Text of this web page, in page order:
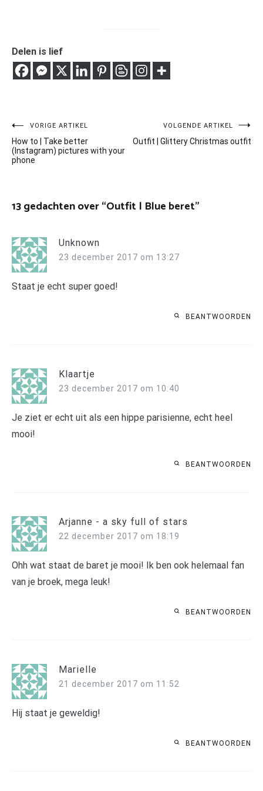
Delen is lief
Bericht
navigatie
VORIGE ARTIKEL
How to | Take better
(Instagram) pictures with your
phone
VOLGENDE ARTIKEL
Outfit | Glittery Christmas outfit
13 gedachten over “Outfit | Blue beret”
Unknown
23 december 2017 om 13:27
Staat je echt super goed!
BEANTWOORDEN
Klaartje
23 december 2017 om 10:40
Je ziet er echt uit als een hippe parisienne, echt heel
mooi!
BEANTWOORDEN
Arjanne - a sky full of stars
22 december 2017 om 18:19
Ohh wat staat de baret je mooi! Ik ben ook helemaal fan
van je broek, mega leuk!
BEANTWOORDEN
Marielle
21 december 2017 om 11:52
Hij staat je geweldig!
BEANTWOORDEN